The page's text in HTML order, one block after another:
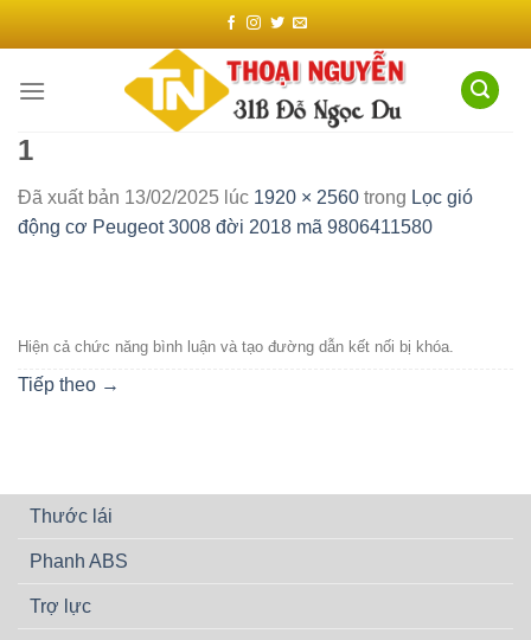
dung
1
Đã xuất bản 13/02/2025 lúc 1920 × 2560 trong Lọc gió
động cơ Peugeot 3008 đời 2018 mã 9806411580
Hiện cả chức năng bình luận và tạo đường dẫn kết nối bị khóa.
Tiếp theo →
Thước lái
Phanh ABS
Trợ lực